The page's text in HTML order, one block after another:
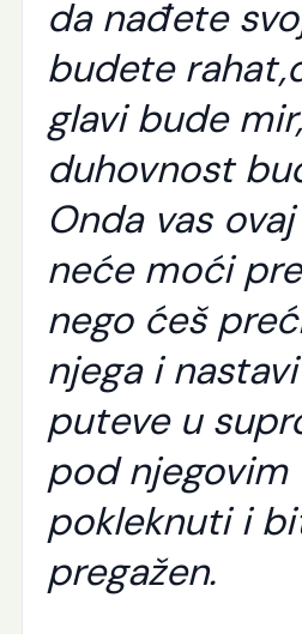
da nađete
budete
glavi bude
duhovnost
Onda vas
neće moći
nego ćeš
njega i
puteve u
pod
pokleknuti i
pregažen.